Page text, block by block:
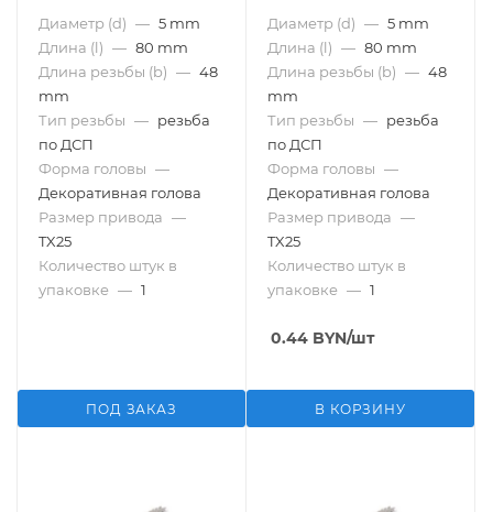
Диаметр (d) — 5 mm
Длина (l) — 80 mm
Длина резьбы (b) — 48
mm
Тип резьбы — резьба
по ДСП
Форма головы —
Декоративная голова
Размер привода —
TX25
Количество штук в
упаковке — 1
ПОД ЗАКАЗ
Диаметр (d) — 5 mm
Длина (l) — 80 mm
Длина резьбы (b) — 48
mm
Тип резьбы — резьба
по ДСП
Форма головы —
Декоративная голова
Размер привода —
TX25
Количество штук в
упаковке — 1
0.44 BYN/шт
В КОРЗИНУ